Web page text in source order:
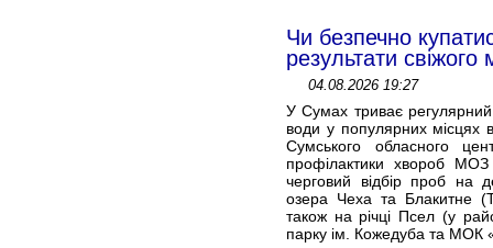
Чи безпечно
результати свіжого
04.08.2026 19:27
У Сумах триває регулярний
води у популярних місцях
Сумського обласного
профілактики хвороб
черговий відбір проб на
озера Чеха та Блакитне
також на річці Псел (у
парку ім. Кожедуба та МОК